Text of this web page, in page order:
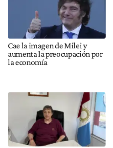
Cae la imagen de Milei y
aumenta la preocupación por
la economía